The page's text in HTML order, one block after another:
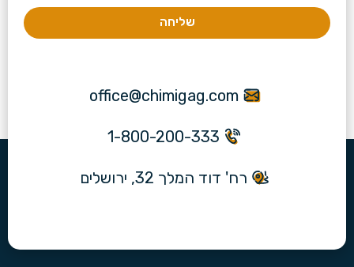
שליחה
office@chimigag.com
1-800-200-333
רח' דוד המלך 32, ירושלים